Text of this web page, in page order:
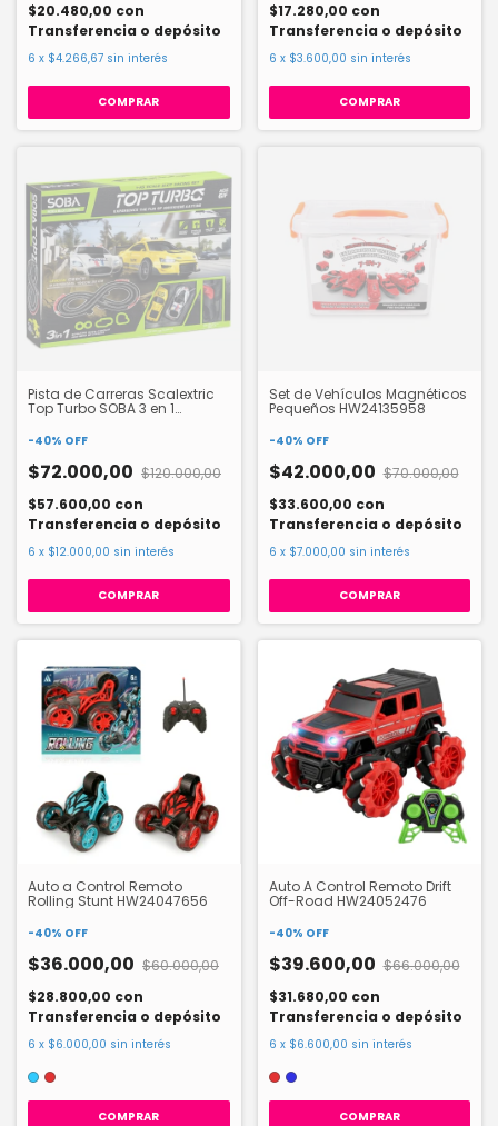
$20.480,00 con
Transferencia o depósito
6 x $4.266,67 sin interés
COMPRAR
$17.280,00 con
Transferencia o depósito
6 x $3.600,00 sin interés
COMPRAR
Pista de Carreras Scalextric
Top Turbo SOBA 3 en 1
-40% OFF
$72.000,00 $120.000,00
$57.600,00 con
Transferencia o depósito
6 x $12.000,00 sin interés
Set de Vehículos Magnéticos
Pequeños HW24135958
-40% OFF
$42.000,00 $70.000,00
$33.600,00 con
Transferencia o depósito
6 x $7.000,00 sin interés
Auto a Control Remoto
Rolling Stunt HW24047656
-40% OFF
$36.000,00 $60.000,00
$28.800,00 con
Transferencia o depósito
6 x $6.000,00 sin interés
COMPRAR
Auto A Control Remoto Drift
Off-Road HW24052476
-40% OFF
$39.600,00 $66.000,00
$31.680,00 con
Transferencia o depósito
6 x $6.600,00 sin interés
COMPRAR